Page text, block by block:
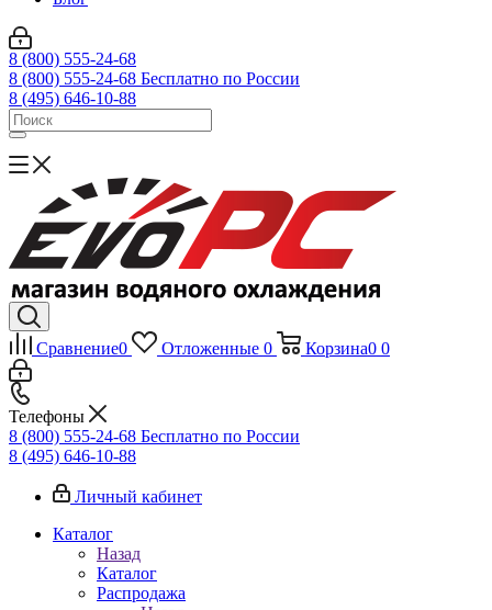
8 (800) 555-24-68
8 (800) 555-24-68 Бесплатно по России
8 (495) 646-10-88
Сравнение0 Отложенные 0 Корзина0 0
Телефоны
8 (800) 555-24-68 Бесплатно по России
8 (495) 646-10-88
Личный кабинет
Каталог
Назад
Каталог
Распродажа